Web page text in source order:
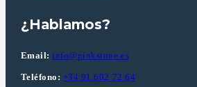
¿Hablamos?
Email: info@pinkstone.es
Teléfono: +34 91 602 72 64